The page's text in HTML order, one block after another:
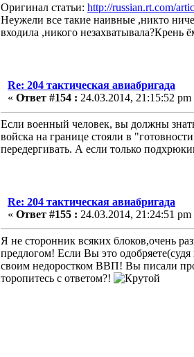
Оригинал статьи: http://russian.rt.com/
Неужели все такие наивные ,никто
входила ,никого незахватывала?Крень
Re: 204 тактическая авиабригада
« Ответ #154 : 24.03.2014, 21:15:52 pm
Если военный человек, вы должны
войска на границе стояли в
передергивать. А если только
Re: 204 тактическая авиабригада
« Ответ #155 : 24.03.2014, 21:24:51 pm
Я не сторонник всяких блоков,очень
предлогом! Если Вы это
своим недоростком ВВП! Вы писали
торопитесь с ответом?!